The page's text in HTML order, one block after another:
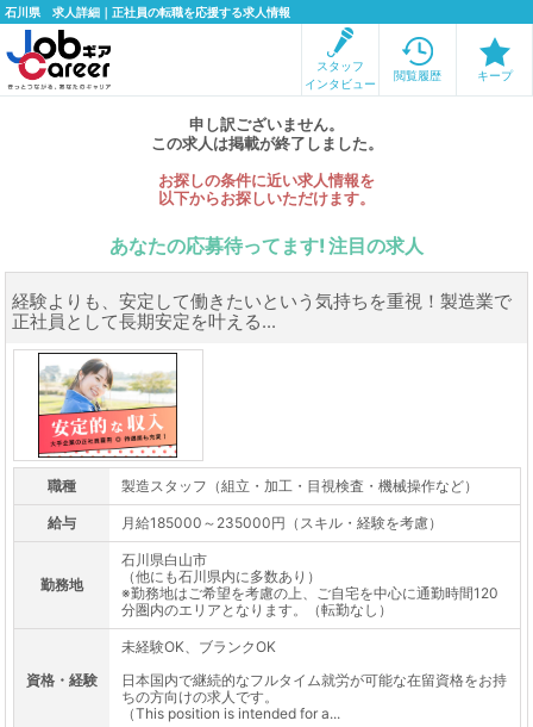
石川県 求人詳細｜正社員の転職を応援する求人情報
スタッフ
インタビュー
閲覧履歴 キープ
申し訳ございません。
この求人は掲載が終了しました。
お探しの条件に近い求人情報を
以下からお探しいただけます。
あなたの応募待ってます! 注目の求人
経験よりも、安定して働きたいという気持ちを重視！製造業で
正社員として長期安定を叶える...
職種 製造スタッフ（組立・加工・目視検査・機械操作など）
給与 月給185000～235000円（スキル・経験を考慮）
勤務地
石川県白山市
（他にも石川県内に多数あり）
※勤務地はご希望を考慮の上、ご自宅を中心に通勤時間120
分圏内のエリアとなります。（転勤なし）
資格・経験
未経験OK、ブランクOK
日本国内で継続的なフルタイム就労が可能な在留資格をお持
ちの方向けの求人です。
（This position is intended for a...